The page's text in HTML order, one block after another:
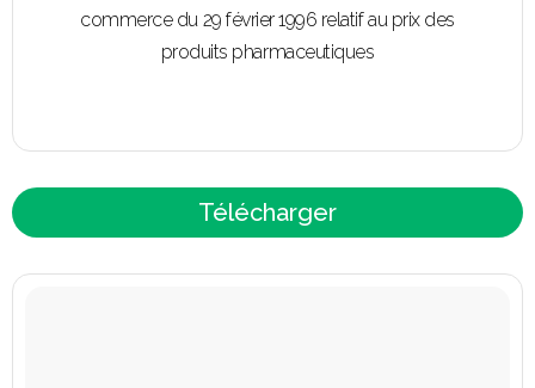
commerce du 29 février 1996 relatif au prix des
produits pharmaceutiques
Télécharger